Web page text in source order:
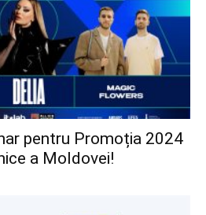
pentru Promoția 2024
a Moldovei!